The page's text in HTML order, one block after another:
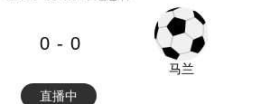
0 - 0
马兰
直播中